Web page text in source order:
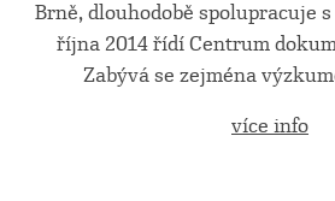
Brně, dlouhodobě spolupracuje s
října 2014 řídí Centrum
Zabývá se zejména
více info